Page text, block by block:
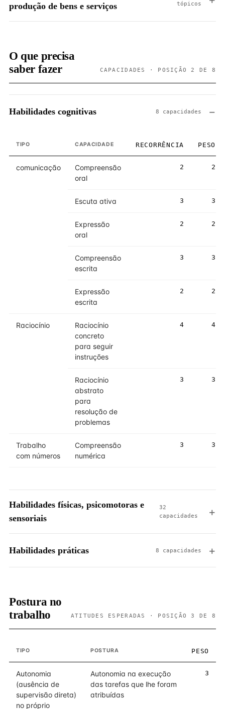
produção de bens e serviços
tópicos
O que precisa
saber fazer
CAPACIDADES · POSIÇÃO 2 DE 8
Habilidades cognitivas 8 capacidades
TIPO CAPACIDADE RECORRÊNCIA PESO
comunicação
Compreensão
oral
2 2
Escuta ativa 3 3
Expressão
oral
2 2
Compreensão
escrita
3 3
Expressão
escrita
2 2
Raciocínio
Raciocínio
concreto
para seguir
instruções
4 4
Raciocínio
abstrato
para
resolução de
problemas
3 3
Trabalho
com números
Compreensão
numérica
3 3
Habilidades físicas, psicomotoras e
sensoriais
32
capacidades
Habilidades práticas 8 capacidades
Postura no
trabalho
ATITUDES ESPERADAS · POSIÇÃO 3 DE 8
TIPO POSTURA PESO
Autonomia
(ausência de
supervisão direta)
no próprio
Autonomia na execução
das tarefas que lhe foram
atribuídas
3